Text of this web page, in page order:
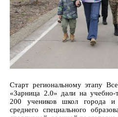
Старт региональному этапу
«Зарница 2.0» дали на учебно-
200 учеников школ города и
среднего специального